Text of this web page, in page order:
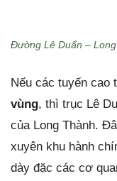
Đường Lê Duẩn –
Nếu các tuyến cao
vùng, thì trục Lê
của Long Thành.
xuyên khu hành
dày đặc các cơ